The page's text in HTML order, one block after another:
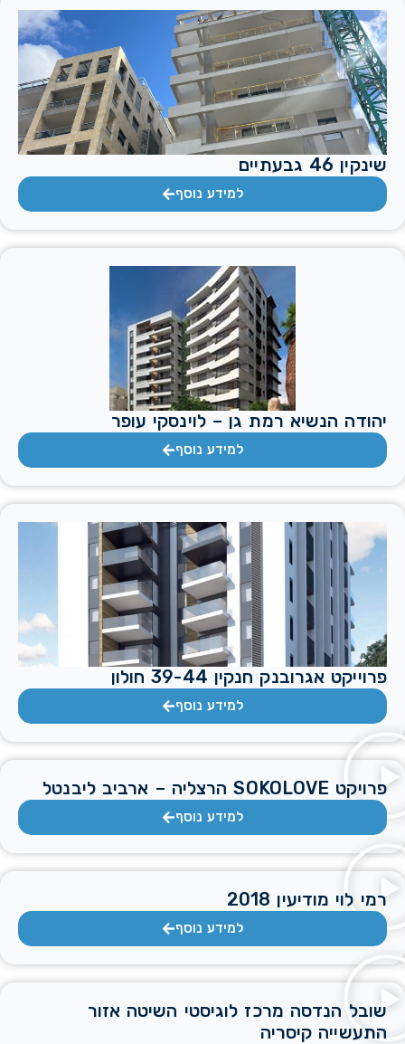
שינקין 46 גבעתיים
למידע נוסף
יהודה הנשיא רמת גן – לוינסקי עופר
למידע נוסף
פרוייקט אגרובנק חנקין 39-44 חולון
למידע נוסף
פרויקט SOKOLOVE הרצליה – ארביב ליבנטל
למידע נוסף
רמי לוי מודיעין 2018
למידע נוסף
שובל הנדסה מרכז לוגיסטי השיטה אזור
התעשייה קיסריה